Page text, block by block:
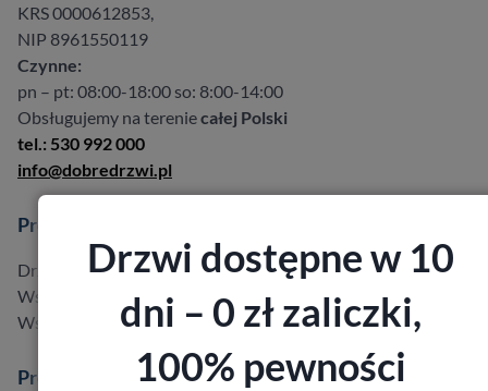
KRS 0000612853,
NIP 8961550119
Czynne:
pn – pt: 08:00-18:00 so: 8:00-14:00
Obsługujemy na tereniecałej Polski
tel.: 530 992 000
info@dobredrzwi.pl
Produkty
Drzwi w promocji do -40%
Wszystkie produkty
Wszyscy producenci
Producenci
Drzwi dostępne w 10
dni – 0 zł zaliczki,
100% pewności